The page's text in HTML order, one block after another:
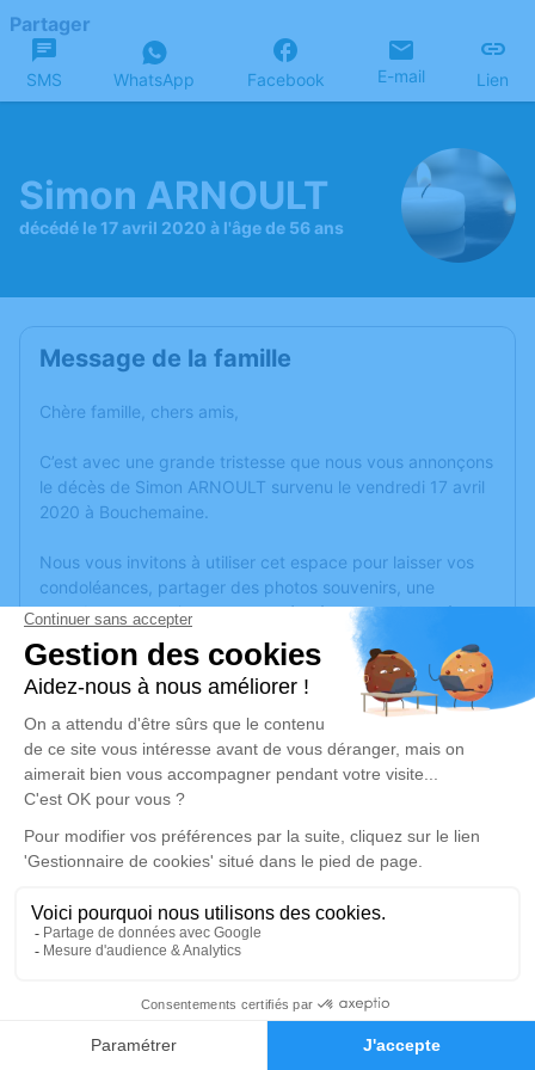
Faire-part Hommages
Partager
SMS WhatsApp Facebook E-mail Lien
Simon ARNOULT
décédé le 17 avril 2020 à l'âge de 56 ans
Message de la famille
Chère famille, chers amis,
C’est avec une grande tristesse que nous vous annonçons
le décès de Simon ARNOULT survenu le vendredi 17 avril
2020 à Bouchemaine.
Nous vous invitons à utiliser cet espace pour laisser vos
condoléances, partager des photos souvenirs, une
anecdote ou exprimer vos pensées à travers des poèmes
ou des textes. Cet endroit est un lieu d'expression dédié à
honorer la mémoire de Simon ARNOULT.
Un service de plantation d’arbre hommage estdisponible
mercredi 22 avril 2020 à 14h30
Chambre Funéraire les Maisons d'Angers
8 Impasse Charles Berjole